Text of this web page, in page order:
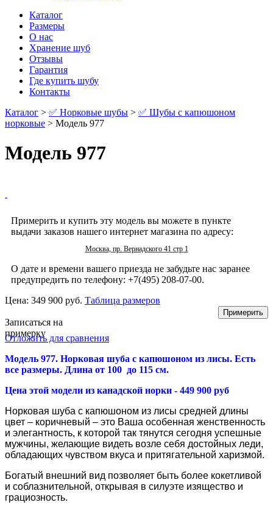
Каталог
Размеры
О нас
Хранение шуб
Отзывы
Гарантия
Где купить шубу
Контакты
Каталог > ✅ Норковые шубы > ✅ Шубы с капюшоном
норковые > Модель 977
Модель 977
Примерить и купить эту модель вы можете в пункте
выдачи заказов нашего интернет магазина по адресу:
Москва, пр. Вернадского 41 стр 1
О дате и времени вашего приезда не забудьте нас заранее
предупредить по телефону: +7(495) 208-07-00.
Цена: 349 900 руб. Таблица размеров
Записаться на
примерку
Отложить для сравнения
Модель 977. Норковая шуба с капюшоном из лисы. Есть
все размеры. Длина от 100 до 115 см.
Цена этой модели из канадской норки - 449 900 руб
Норковая шуба с капюшоном из лисы средней длины
цвет – коричневый – это Ваша особенная женственность
и элегантность, к которой так тянутся сегодня успешные
мужчины, желающие видеть возле себя достойных леди,
обладающих чувством вкуса и притягательной харизмой.
Богатый внешний вид позволяет быть более кокетливой
и соблазнительной, открывая в силуэте изящество и
грациозность.